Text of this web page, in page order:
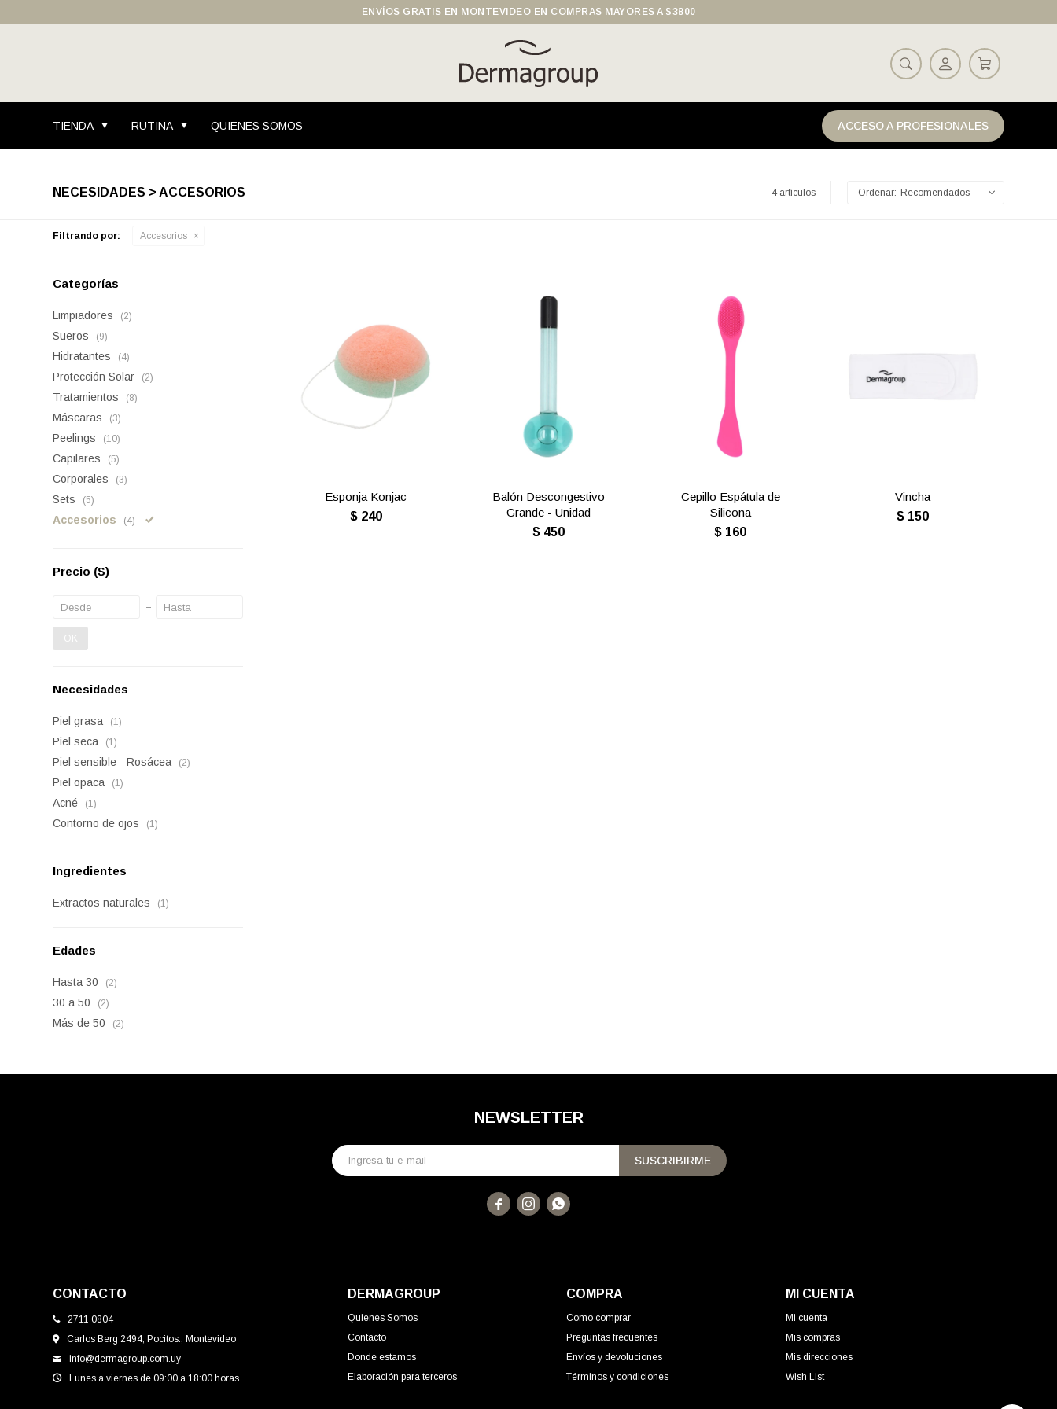
TIENDA RUTINA QUIENES SOMOS ACCESO A PROFESIONALES
ENVÍOS GRATIS EN MONTEVIDEO EN COMPRAS MAYORES A $3800
NECESIDADES > ACCESORIOS 4 artículos Recomendados
Filtrando por: Accesorios
Esponja Konjac
$ 240
Balón Descongestivo
Grande - Unidad
$ 450
Cepillo Espátula de
Silicona
$ 160
Vincha
$ 150
Categorías
Limpiadores (2)
Sueros (9)
Hidratantes (4)
Protección Solar (2)
Tratamientos (8)
Máscaras (3)
Peelings (10)
Capilares (5)
Corporales (3)
Sets (5)
Accesorios (4)
Precio ($)
OK
Necesidades
Piel grasa (1)
Piel seca (1)
Piel sensible - Rosácea (2)
Piel opaca (1)
Acné (1)
Contorno de ojos (1)
Ingredientes
Extractos naturales (1)
Edades
Hasta 30 (2)
30 a 50 (2)
Más de 50 (2)
CONTACTO
2711 0804
Carlos Berg 2494, Pocitos., Montevideo
info@dermagroup.com.uy
Lunes a viernes de 09:00 a 18:00 horas.
DERMAGROUP
Quienes Somos
Contacto
Donde estamos
Elaboración para terceros
COMPRA
Como comprar
Preguntas frecuentes
Envíos y devoluciones
Términos y condiciones
MI CUENTA
Mi cuenta
Mis compras
Mis direcciones
Wish List
NEWSLETTER
SUSCRIBIRME
  